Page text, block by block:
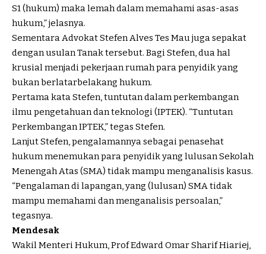
S1 (hukum) maka lemah dalam memahami asas-asas
hukum,” jelasnya.
Sementara Advokat Stefen Alves Tes Mau juga sepakat
dengan usulan Tanak tersebut. Bagi Stefen, dua hal
krusial menjadi pekerjaan rumah para penyidik yang
bukan berlatarbelakang hukum.
Pertama kata Stefen, tuntutan dalam perkembangan
ilmu pengetahuan dan teknologi (IPTEK). “Tuntutan
Perkembangan IPTEK,” tegas Stefen.
Lanjut Stefen, pengalamannya sebagai penasehat
hukum menemukan para penyidik yang lulusan Sekolah
Menengah Atas (SMA) tidak mampu menganalisis kasus.
“Pengalaman di lapangan, yang (lulusan) SMA tidak
mampu memahami dan menganalisis persoalan,”
tegasnya.
Mendesak
Wakil Menteri Hukum, Prof Edward Omar Sharif Hiariej,